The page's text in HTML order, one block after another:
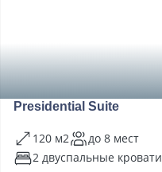
Presidential Suite
120 м2
до 8 мест
2 двуспальные кровати